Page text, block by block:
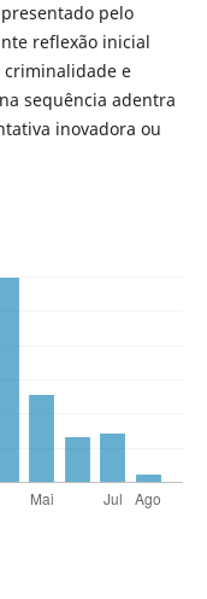
pelo
reflexão inicial
criminalidade e
sequência adentra
inovadora ou